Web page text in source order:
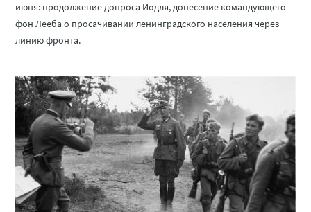
июня: продолжение допроса Иодля, донесение командующего
фон Лееба о просачивании ленинградского населения через
линию фронта.